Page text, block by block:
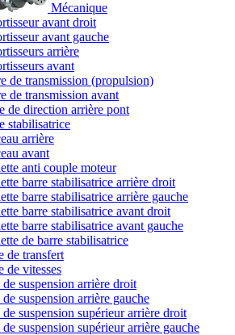
Mécanique
avant droit
avant gauche
arrière
avant
de transmission (propulsion)
de transmission avant
de direction arrière pont
stabilisatrice
arrière
avant
anti couple moteur
barre stabilisatrice arrière droit
barre stabilisatrice arrière gauche
barre stabilisatrice avant droit
barre stabilisatrice avant gauche
de barre stabilisatrice
de transfert
de vitesses
de suspension arrière droit
de suspension arrière gauche
de suspension supérieur arrière droit
de suspension supérieur arrière gauche